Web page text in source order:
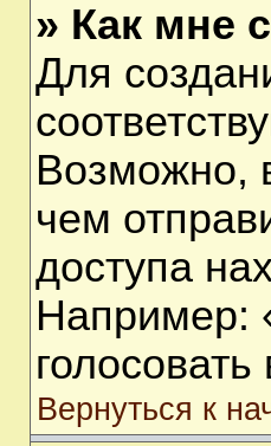
» Как мне
Для
Возможно,
чем
доступа
Например:
Вернуться к